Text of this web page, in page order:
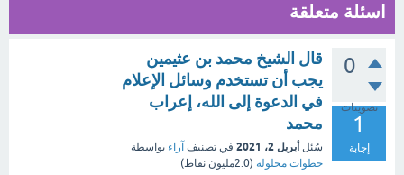
اسئلة متعلقة
0
تصويتات
1
إجابة
قال الشيخ محمد بن عثيمين
يجب أن تستخدم وسائل الإعلام
في الدعوة إلى الله، إعراب
محمد
سُئل أبريل 2، 2021 في تصنيف آراء بواسطة
خطوات محلوله (2.0مليون نقاط)